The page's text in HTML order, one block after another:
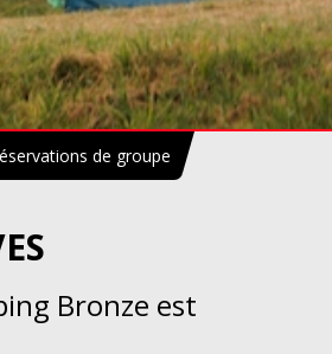
de groupe
Bronze est